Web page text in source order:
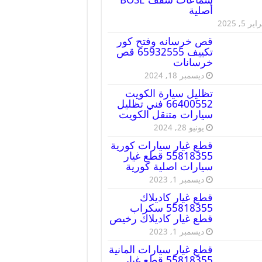
أصلية
5, 2025
قص خرسانه وفتح كور
تكييف 65932555 قص
خرسانات
ديسمبر 18, 2024
تظليل سيارة الكويت
66400552 فني تظليل
سيارات متنقل الكويت
يونيو 28, 2024
قطع غيار سيارات كورية
55818355 قطع غيار
سيارات اصلية كورية
ديسمبر 1, 2023
قطع غيار كاديلاك
55818355 سكراب
قطع غيار كاديلاك رخيص
ديسمبر 1, 2023
قطع غيار سيارات المانية